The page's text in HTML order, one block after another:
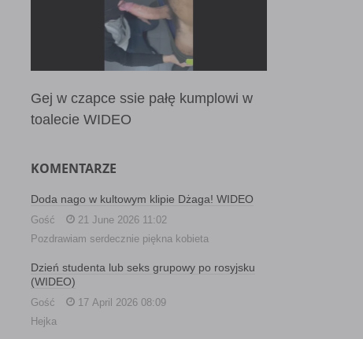
Gej w czapce ssie pałę kumplowi w
toalecie WIDEO
KOMENTARZE
Doda nago w kultowym klipie Dżaga! WIDEO
Gość
21 June 2026 11:02
Pozdrawiam serdecznie piękna kobieta
Dzień studenta lub seks grupowy po rosyjsku
(WIDEO)
Gość
17 April 2026 08:09
Hejka